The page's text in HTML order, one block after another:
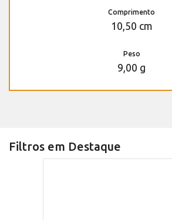
Comprimento
10,50 cm
Peso
9,00 g
Filtros em Destaque